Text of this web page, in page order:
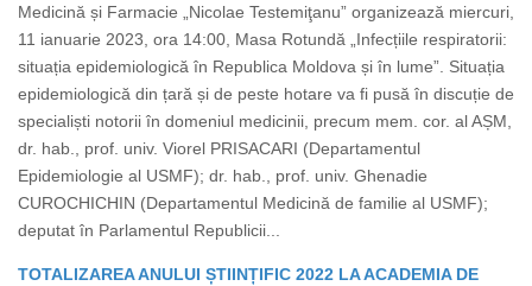
Medicină și Farmacie „Nicolae Testemiţanu” organizează miercuri,
11 ianuarie 2023, ora 14:00, Masa Rotundă „Infecțiile respiratorii:
situația epidemiologică în Republica Moldova și în lume”. Situația
epidemiologică din țară și de peste hotare va fi pusă în discuție de
specialiști notorii în domeniul medicinii, precum mem. cor. al AȘM,
dr. hab., prof. univ. Viorel PRISACARI (Departamentul
Epidemiologie al USMF); dr. hab., prof. univ. Ghenadie
CUROCHICHIN (Departamentul Medicină de familie al USMF);
deputat în Parlamentul Republicii...
TOTALIZAREA ANULUI ȘTIINȚIFIC 2022 LA ACADEMIA DE